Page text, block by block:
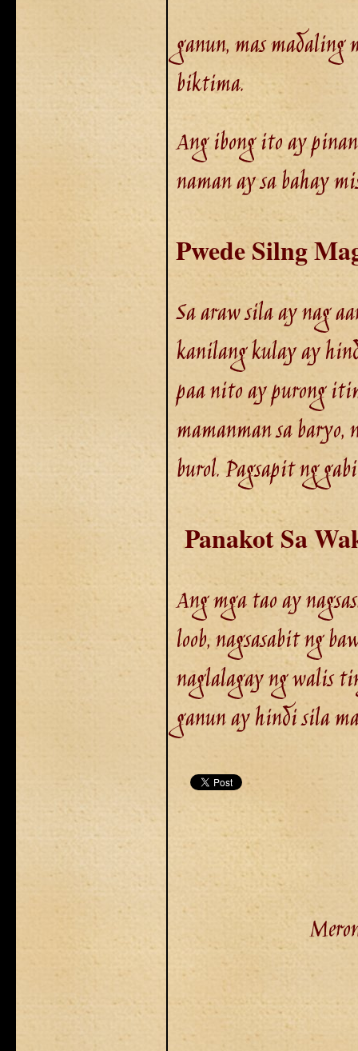
ganun, mas madaling
biktima.
Ang ibong ito ay
naman ay sa bahay
Pwede Silng
Sa araw sila ay nag
kanilang kulay ay
paa nito ay purong
mamanman sa baryo,
burol. Pagsapit ng
Panakot Sa
Ang mga tao ay
loob, nagsasabit ng
naglalagay ng walis
ganun ay hindi sila